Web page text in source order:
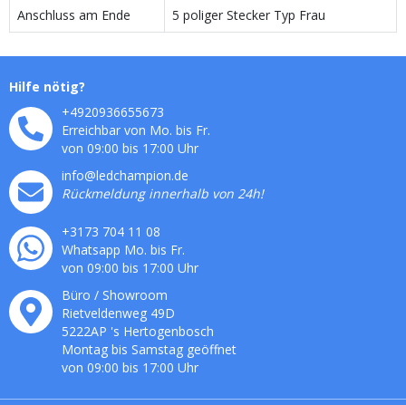
Anschluss am Ende
5 poliger Stecker Typ Frau
Hilfe nötig?
+4920936655673
Erreichbar von Mo. bis Fr.
von 09:00 bis 17:00 Uhr
info@ledchampion.de
Rückmeldung innerhalb von 24h!
+3173 704 11 08
Whatsapp Mo. bis Fr.
von 09:00 bis 17:00 Uhr
Büro / Showroom
Rietveldenweg 49D
5222AP 's Hertogenbosch
Montag bis Samstag geöffnet
von 09:00 bis 17:00 Uhr